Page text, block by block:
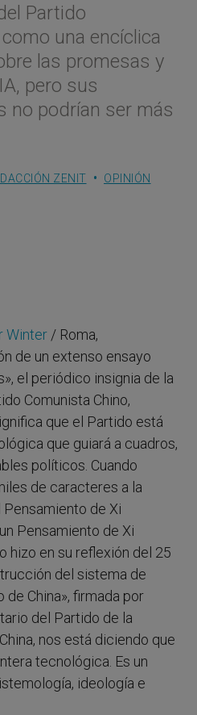
Partido
una encíclica
las promesas y
pero sus
no podrían ser más
ZENIT OPINIÓN
Winter / Roma,
de un extenso ensayo
el periódico insignia de la
Comunista Chino,
que el Partido está
que guiará a cuadros,
políticos. Cuando
de caracteres a la
de Xi
Pensamiento de Xi
hizo en su reflexión del 25
del sistema de
China», firmada por
del Partido de la
nos está diciendo que
tecnológica. Es un
ideología e